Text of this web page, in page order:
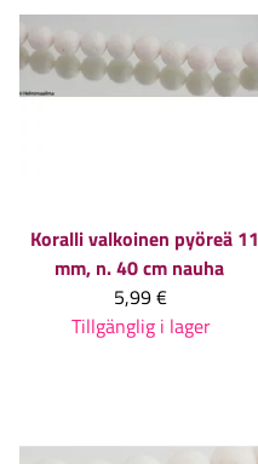
Koralli valkoinen pyöreä 11
mm, n. 40 cm nauha
5,99 €
Tillgänglig i lager